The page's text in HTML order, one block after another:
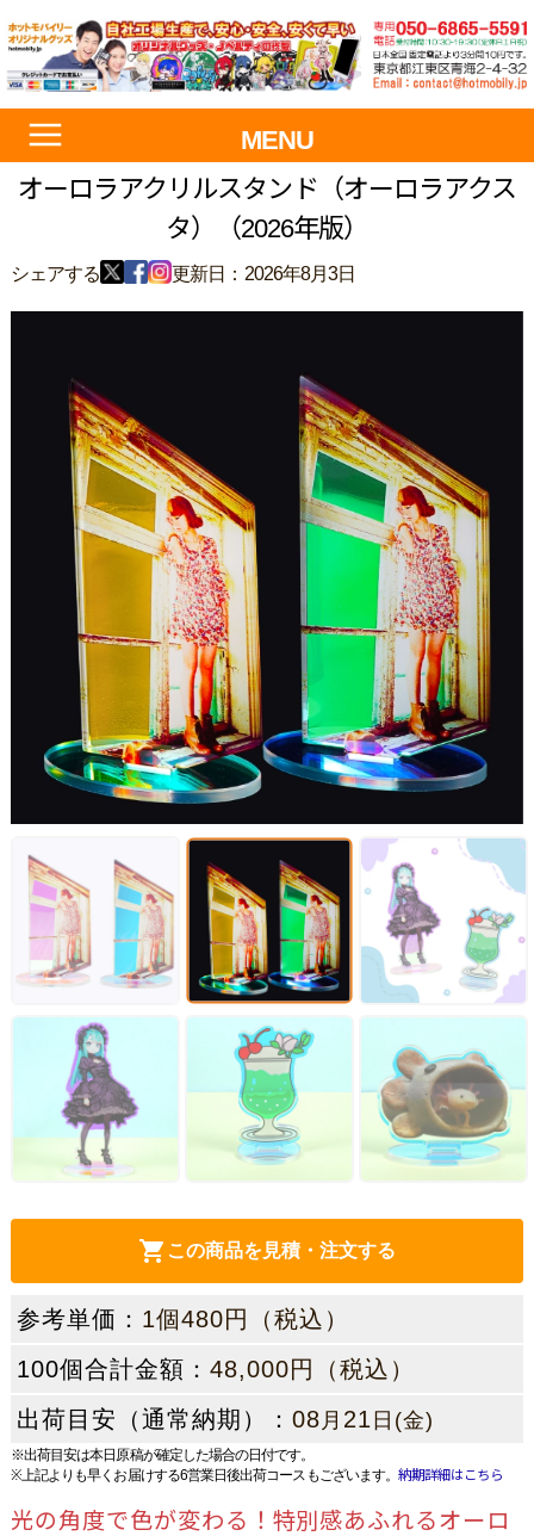
MENU
オーロラアクリルスタンド（オーロラアクス
タ）（2026年版）
シェアする 更新日：2026年8月3日
この商品を見積・注文する
参考単価： 1個480円（税込）
100個合計金額： 48,000円（税込）
出荷目安（通常納期）： 08 月 21 日(金)
※出荷目安は本日原稿が確定した場合の日付です。
※上記よりも早くお届けする6営業日後出荷コースもございます。 納期詳細はこちら
光の角度で色が変わる！特別感あふれるオーロ